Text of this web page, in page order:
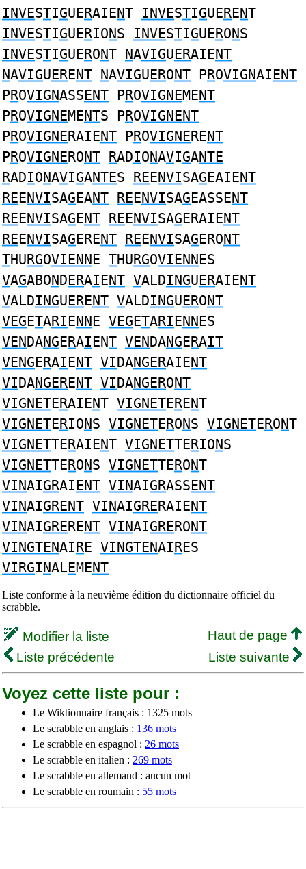
INVESTIGUERAIENT INVESTIGUERENT
INVESTIGUERIONS INVESTIGUERONS
INVESTIGUERONT NAVIGUERAIENT
NAVIGUERENT NAVIGUERONT PROVIGNAIENT
PROVIGNASSENT PROVIGNEMENT
PROVIGNEMENTS PROVIGNENT
PROVIGNERAIENT PROVIGNERENT
PROVIGNERONT RADIONAVIGANTE
RADIONAVIGANTES REENVISAGEAIENT
REENVISAGEANT REENVISAGEASSENT
REENVISAGENT REENVISAGERAIENT
REENVISAGERENT REENVISAGERONT
THURGOVIENNE THURGOVIENNES
VAGABONDERAIENT VALDINGUERAIENT
VALDINGUERENT VALDINGUERONT
VEGETARIENNE VEGETARIENNES
VENDANGERAIENT VENDANGERAIT
VENGERAIENT VIDANGERAIENT
VIDANGERENT VIDANGERONT
VIGNETERAIENT VIGNETERENT
VIGNETERIONS VIGNETERONS VIGNETERONT
VIGNETTERAIENT VIGNETTERIONS
VIGNETTERONS VIGNETTERONT
VINAIGRAIENT VINAIGRASSENT
VINAIGRENT VINAIGRERAIENT
VINAIGRERENT VINAIGRERONT
VINGTENAIRE VINGTENAIRES
VIRGINALEMENT
Liste conforme à la neuvième édition du dictionnaire officiel du
scrabble.
Modifier la liste
Haut de page
Liste précédente
Liste suivante
Voyez cette liste pour :
Le Wiktionnaire français : 1325 mots
Le scrabble en anglais : 136 mots
Le scrabble en espagnol : 26 mots
Le scrabble en italien : 269 mots
Le scrabble en allemand : aucun mot
Le scrabble en roumain : 55 mots